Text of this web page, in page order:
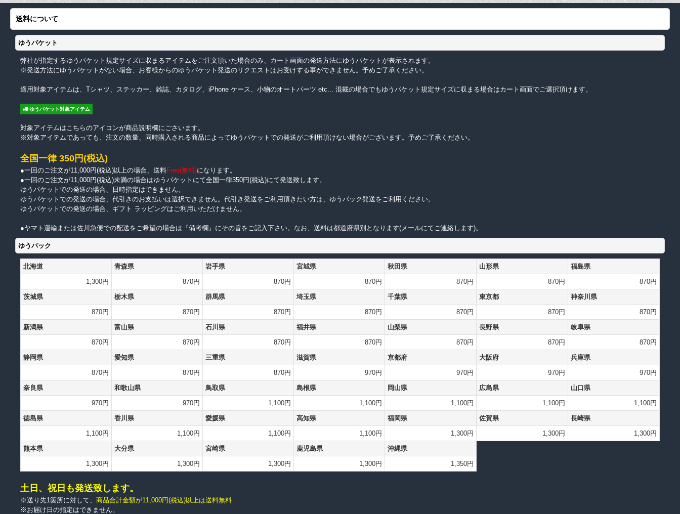
送料について
ゆうパケット
弊社が指定するゆうパケット規定サイズに収まるアイテムをご注文頂いた場合のみ、カート画面の発送方法にゆうパケットが表示されます。
※発送方法にゆうパケットがない場合、お客様からのゆうパケット発送のリクエストはお受けする事ができません。予めご了承ください。
適用対象アイテムは、Tシャツ、ステッカー、雑誌、カタログ、iPhone ケース、小物のオートパーツ etc... 混載の場合でもゆうパケット規定サイズに収まる場合はカート画面でご選択頂けます。
ゆうパケット対象アイテム
対象アイテムはこちらのアイコンが商品説明欄にごさいます。
※対象アイテムであっても、注文の数量、同時購入される商品によってゆうパケットでの発送がご利用頂けない場合がございます。予めご了承ください。
全国一律 350円(税込)
●一回のご注文が11,000円(税込)以上の場合、送料Free(無料)になります。
●一回のご注文が11,000円(税込)未満の場合はゆうパケットにて全国一律350円(税込)にて発送致します。
ゆうパケットでの発送の場合、日時指定はできません。
ゆうパケットでの発送の場合、代引きのお支払いは選択できません。代引き発送をご利用頂きたい方は、ゆうパック発送をご利用ください。
ゆうパケットでの発送の場合、ギフト ラッピングはご利用いただけません。
●ヤマト運輸または佐川急便での配送をご希望の場合は『備考欄』にその旨をご記入下さい。なお、送料は都道府県別となります(メールにてご連絡します)。
ゆうパック
北海道 青森県 岩手県 宮城県 秋田県 山形県
福島県
1,300円
870円 870円 870円 870円 870円
870円
茨城県
栃木県 群馬県 埼玉県 千葉県 東京都
神奈川県
870円
870円 870円 870円 870円 870円
870円
新潟県
富山県 石川県 福井県 山梨県 長野県
岐阜県
870円
870円 870円 870円 870円 870円
870円
静岡県
愛知県 三重県 滋賀県 京都府 大阪府
兵庫県
870円
870円 870円 970円 970円 970円
970円
奈良県
和歌山県 鳥取県 島根県 岡山県 広島県
山口県
970円
970円 1,100円 1,100円 1,100円 1,100円
1,100円
徳島県
香川県 愛媛県 高知県 福岡県 佐賀県
長崎県
1,100円
1,100円 1,100円 1,100円 1,300円 1,300円
1,300円
熊本県
大分県 宮崎県 鹿児島県
沖縄県
1,300円
1,300円 1,300円 1,300円 1,350円
土日、祝日も発送致します。
※送り先1箇所に対して、 商品合計金額が11,000円(税込)以上は送料無料
※お届け日の指定はできません。